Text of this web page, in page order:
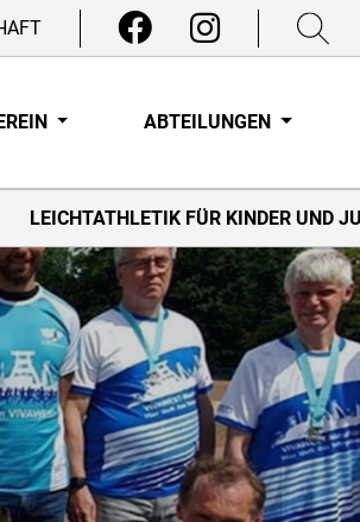
ABTEILUNGEN
LEICHTATHLETIK FÜR KINDER UND